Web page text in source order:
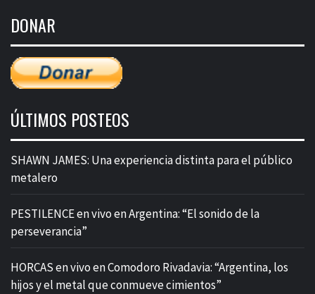
entradas
DONAR
ÚLTIMOS POSTEOS
SHAWN JAMES: Una experiencia distinta para el público
metalero
PESTILENCE en vivo en Argentina: “El sonido de la
perseverancia”
HORCAS en vivo en Comodoro Rivadavia: “Argentina, los
hijos y el metal que conmueve cimientos”